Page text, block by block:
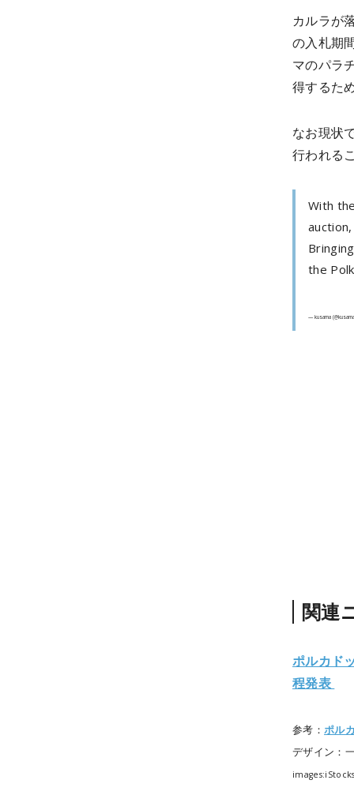
カルラが
の入札期
マのパラ
得するた
なお現状
行われる
With
the
— kusama
関連
ポルカド
程発表
参考： ポル
デザイン：